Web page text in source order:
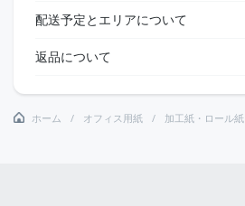
配送予定とエリアについて
返品について
ホーム オフィス用紙 加工紙・ロール紙